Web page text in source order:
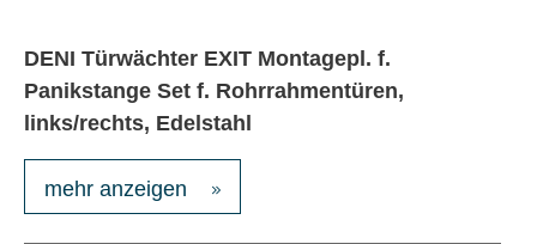
DENI Türwächter EXIT Montagepl. f.
Panikstange Set f. Rohrrahmentüren,
links/rechts, Edelstahl
mehr anzeigen